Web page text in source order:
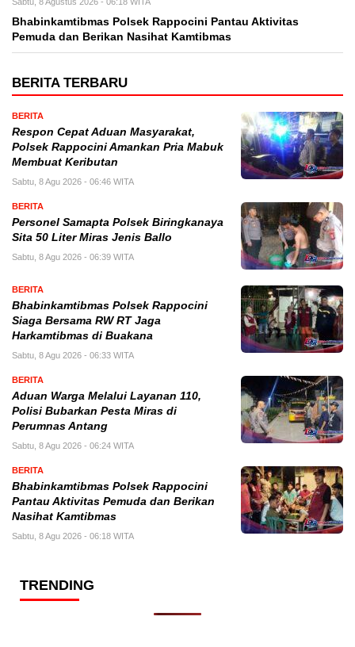
Sabtu, 8 Agustus 2026 - 06:18 WITA
Bhabinkamtibmas Polsek Rappocini Pantau Aktivitas
Pemuda dan Berikan Nasihat Kamtibmas
BERITA TERBARU
BERITA
Respon Cepat Aduan Masyarakat,
Polsek Rappocini Amankan Pria Mabuk
Membuat Keributan
Sabtu, 8 Agu 2026 - 06:46 WITA
BERITA
Personel Samapta Polsek Biringkanaya
Sita 50 Liter Miras Jenis Ballo
Sabtu, 8 Agu 2026 - 06:39 WITA
BERITA
Bhabinkamtibmas Polsek Rappocini
Siaga Bersama RW RT Jaga
Harkamtibmas di Buakana
Sabtu, 8 Agu 2026 - 06:33 WITA
BERITA
Aduan Warga Melalui Layanan 110,
Polisi Bubarkan Pesta Miras di
Perumnas Antang
Sabtu, 8 Agu 2026 - 06:24 WITA
BERITA
Bhabinkamtibmas Polsek Rappocini
Pantau Aktivitas Pemuda dan Berikan
Nasihat Kamtibmas
Sabtu, 8 Agu 2026 - 06:18 WITA
TRENDING